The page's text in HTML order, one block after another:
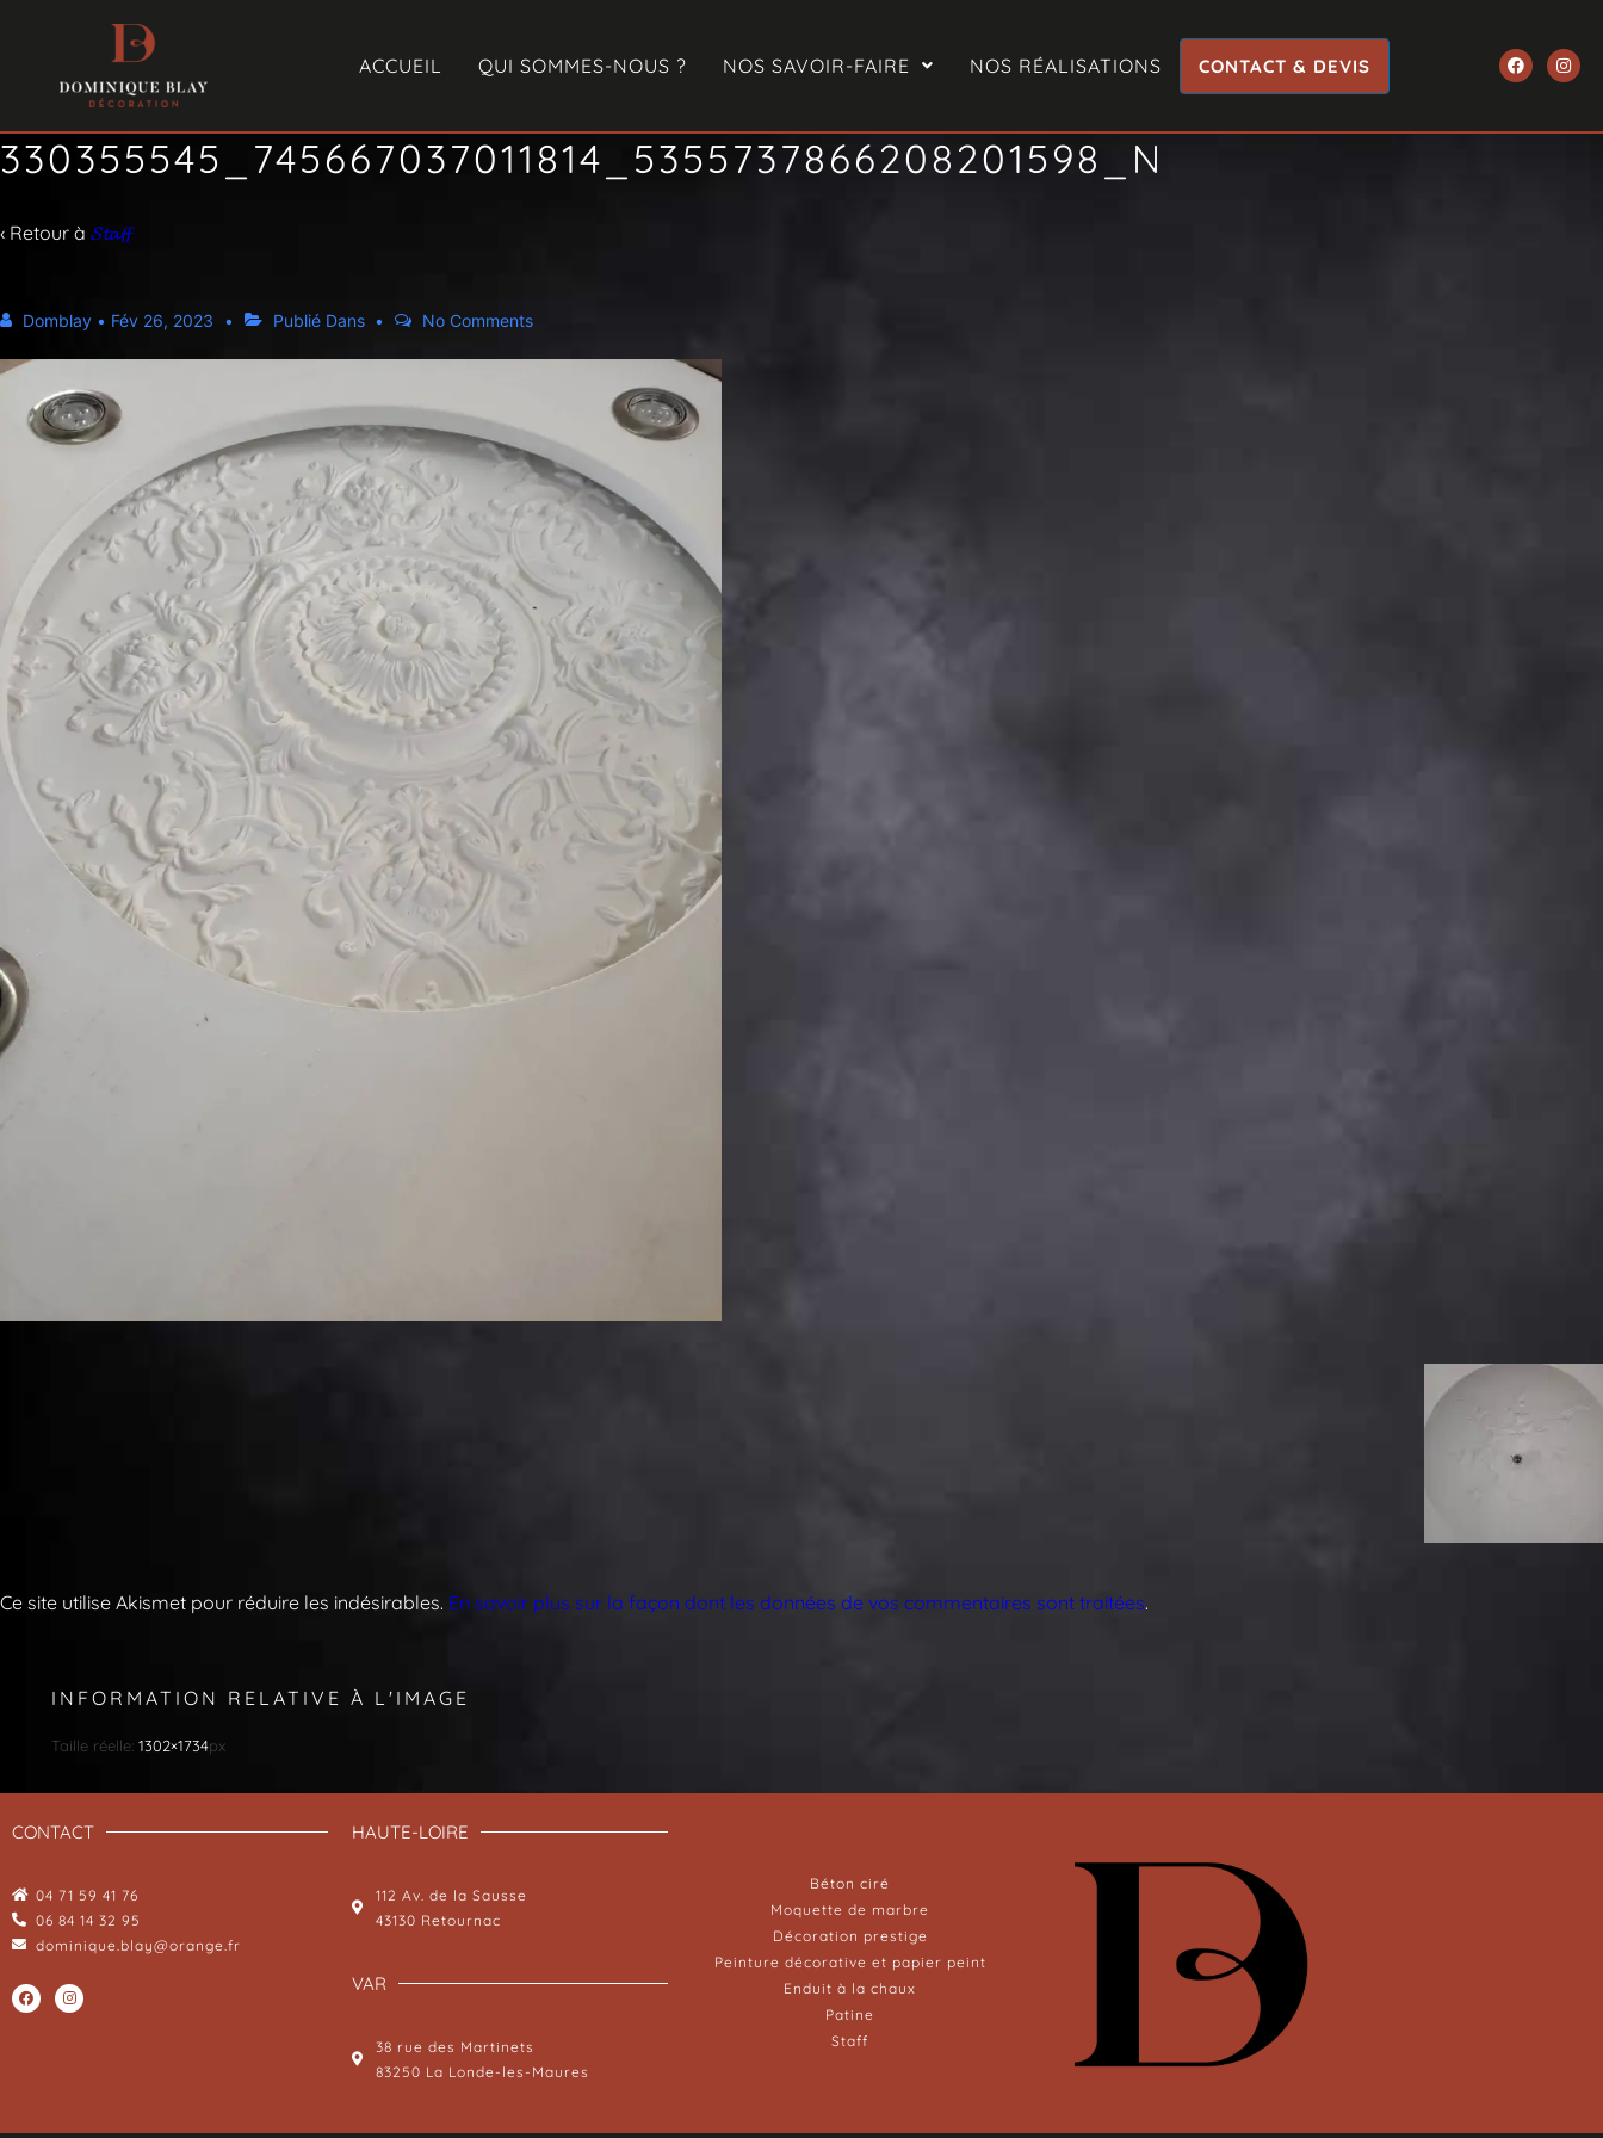
ACCUEIL QUI SOMMES-NOUS ? NOS SAVOIR-FAIRE NOS RÉALISATIONS CONTACT & DEVIS
330355545_745667037011814_5355737866208201598_N
‹ Retour à 𝓢𝓽𝓪𝓯𝓯
Domblay • Fév 26, 2023 Publié Dans No Comments
Ce site utilise Akismet pour réduire les indésirables. En savoir plus sur la façon dont les données de vos commentaires sont traitées.
INFORMATION RELATIVE À L'IMAGE
Taille réelle: 1302×1734px
CONTACT
04 71 59 41 76
06 84 14 32 95
dominique.blay@orange.fr
HAUTE-LOIRE
112 Av. de la Sausse
43130 Retournac
VAR
38 rue des Martinets
83250 La Londe-les-Maures
Béton ciré
Moquette de marbre
Décoration prestige
Peinture décorative et papier peint
Enduit à la chaux
Patine
Staff